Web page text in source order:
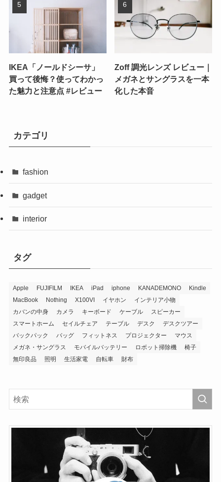
IKEA「ノールドシーサ」
買って後悔？使ってわかっ
た魅力と注意点 #レビュー
Zoff 調光レンズ レビュー｜
メガネとサングラスを一本
化した本音
カテゴリ
fashion
gadget
interior
タグ
Apple FUJIFILM IKEA iPad iphone KANADEMONO
Kindle
MacBook
Nothing X100VI イヤホン
インテリア小物
カバンの中身
カメラ キーボード ケーブル
スピーカー
スマートホーム
セイルチェア テーブル デスク
デスクツアー
バックパック
バッグ フィットネス プロジェクター
マウス
メガネ・サングラス
モバイルバッテリー ロボット掃除機
椅子
無印良品
照明 生活家電 自転車 財布